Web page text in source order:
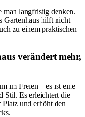
man langfristig denken.
Gartenhaus hilft nicht
zu einem praktischen
verändert mehr,
im Freien – es ist eine
Stil. Es erleichtert die
und erhöht den